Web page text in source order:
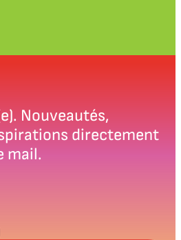
Nouveautés,
directement
mail.